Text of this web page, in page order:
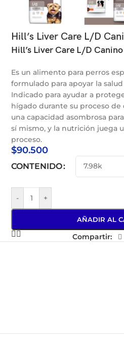
Hill’s Liver Care L/D
Hill’s Liver Care L/D Canino
Es un alimento para perros e
formulado para apoyar la
Indicado para ayudar a
hígado durante su proceso de
una capacidad asombrosa
sí mismo, y la nutrición juega
proceso.
$90.500
CONTENIDO
- +
AÑADIR AL
Compartir: